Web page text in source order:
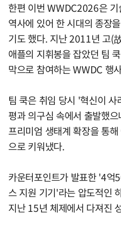
한편 이번 WWDC2026은 기
역사에 있어 한 시대의 종장
기도 했다. 지난 2011년 고(
애플의 지휘봉을 잡았던 팀
막으로 참여하는 WWDC 행
팀 쿡은 취임 당시 '혁신이
평과 의구심 속에서 출발했
프리미엄 생태계 확장을 통
으로 키워냈다.
카운터포인트가 발표한 '4억
스 지원 기기'라는 압도적인
지난 15년 체제에서 다져진